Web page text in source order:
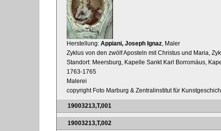
Herstellung: Appiani, Joseph Ignaz , Maler
Zyklus von den zwölf Aposteln mit Christus und Maria,
Standort: Meersburg, Kapelle Sankt Karl Borromäus,
1763-1765
Malerei
copyright Foto Marburg & Zentralinstitut für
19003213,T,001
19003213,T,002